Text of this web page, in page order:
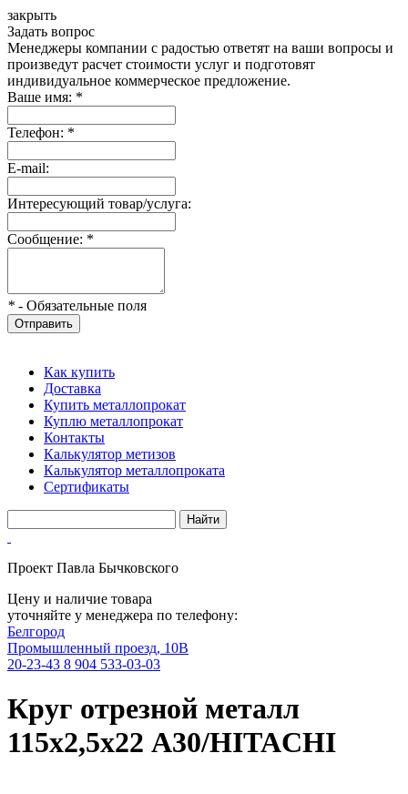
закрыть
Задать вопрос
Менеджеры компании с радостью ответят на ваши вопросы и
произведут расчет стоимости услуг и подготовят
индивидуальное коммерческое предложение.
Ваше имя: *
Телефон: *
E-mail:
Интересующий товар/услуга:
Сообщение: *
* - Обязательные поля
Отправить
Как купить
Доставка
Купить металлопрокат
Куплю металлопрокат
Контакты
Калькулятор метизов
Калькулятор металлопроката
Сертификаты
Проект Павла Бычковского
Цену и наличие товара
уточняйте у менеджера по телефону:
Белгород
Промышленный проезд, 10В
20-23-43 8 904 533-03-03
Круг отрезной металл
115х2,5х22 А30/HITACHI